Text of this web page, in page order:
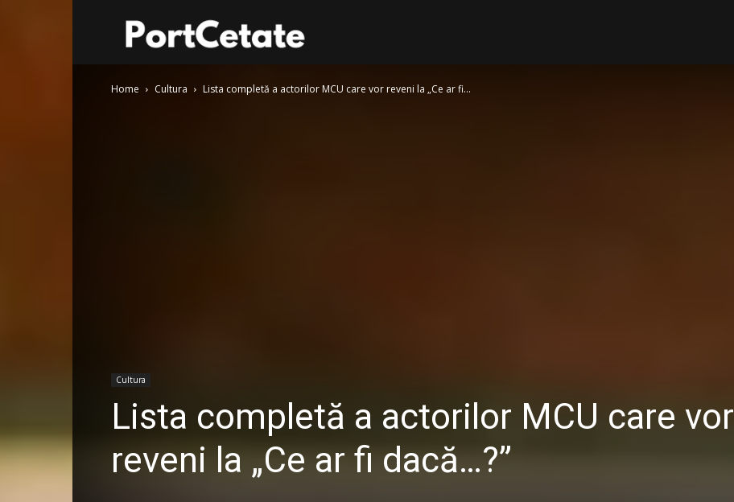
Cetate
Home Cultura Lista completă a actorilor MCU care vor reveni la „Ce ar fi...
Cultura
Lista completă a actorilor MCU care vor
reveni la „Ce ar fi dacă…?”